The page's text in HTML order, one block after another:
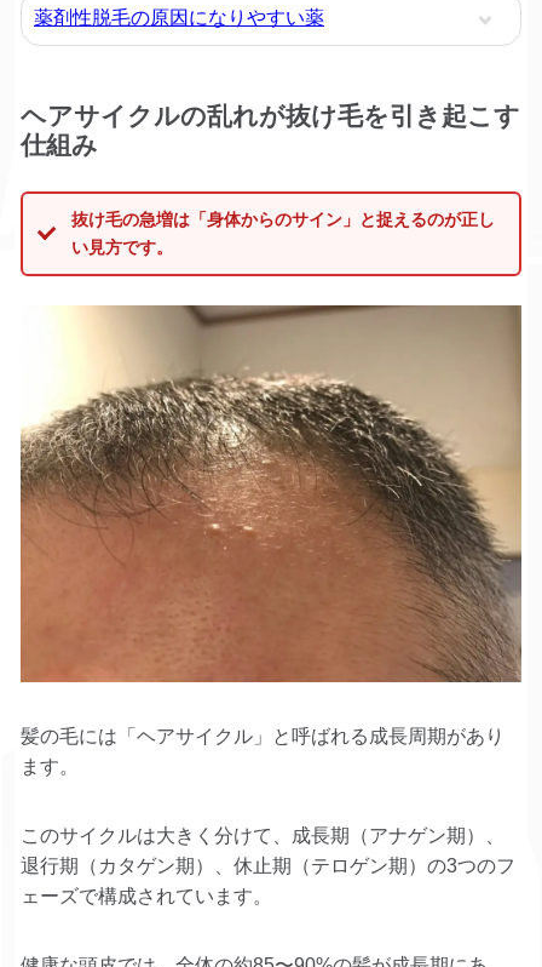
薬剤性脱毛の原因になりやすい薬
ヘアサイクルの乱れが抜け毛を引き起こす
仕組み
抜け毛の急増は「身体からのサイン」と捉えるのが正し
い見方です。
髪の毛には「ヘアサイクル」と呼ばれる成長周期があり
ます。
このサイクルは大きく分けて、成長期（アナゲン期）、
退行期（カタゲン期）、休止期（テロゲン期）の3つのフ
ェーズで構成されています。